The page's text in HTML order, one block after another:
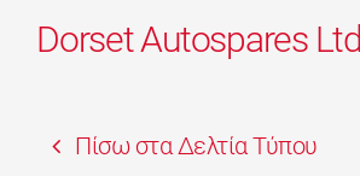
Dorset Autospares Ltd
Πίσω στα Δελτία Τύπου